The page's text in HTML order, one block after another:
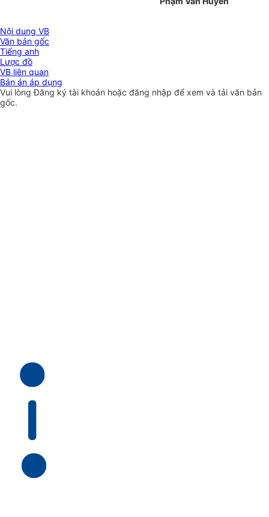
Nội dung VB
Văn bản gốc
Tiếng anh
Lược đồ
VB liên quan
Bản án áp dụng
Vui lòngĐăng ký tài khoản hoặc đăng nhập để xem và tải văn bản
gốc.